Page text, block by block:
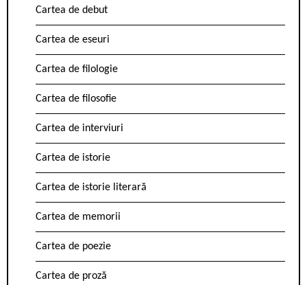
Cartea de debut
Cartea de eseuri
Cartea de filologie
Cartea de filosofie
Cartea de interviuri
Cartea de istorie
Cartea de istorie literară
Cartea de memorii
Cartea de poezie
Cartea de proză